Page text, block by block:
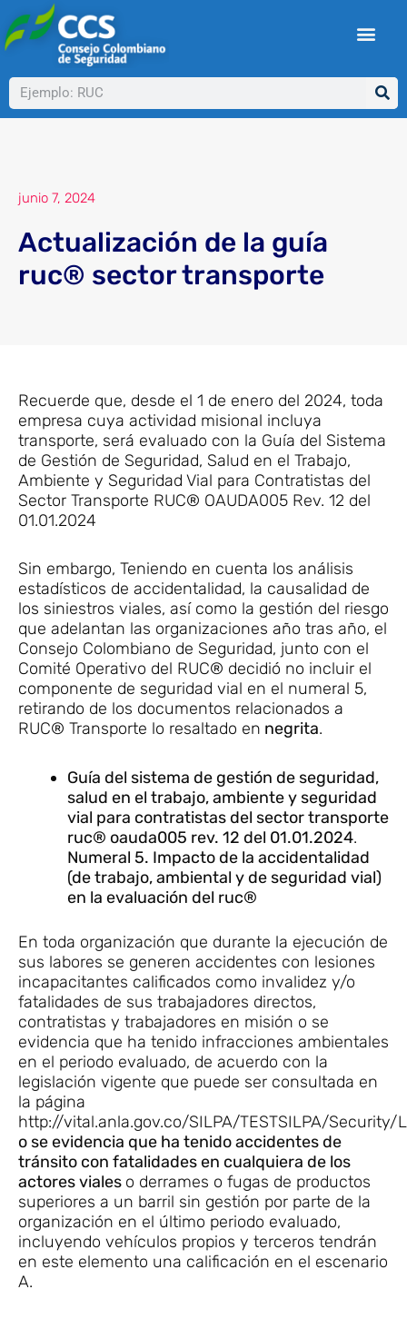
al
contenido
Buscar
junio 7, 2024
Actualización de la guía
ruc® sector transporte
Recuerde que, desde el 1 de enero del 2024, toda
empresa cuya actividad misional incluya
transporte, será evaluado con la Guía del Sistema
de Gestión de Seguridad, Salud en el Trabajo,
Ambiente y Seguridad Vial para Contratistas del
Sector Transporte RUC® OAUDA005 Rev. 12 del
01.01.2024
Sin embargo, Teniendo en cuenta los análisis
estadísticos de accidentalidad, la causalidad de
los siniestros viales, así como la gestión del riesgo
que adelantan las organizaciones año tras año, el
Consejo Colombiano de Seguridad, junto con el
Comité Operativo del RUC® decidió no incluir el
componente de seguridad vial en el numeral 5,
retirando de los documentos relacionados a
RUC® Transporte lo resaltado en negrita.
Guía del sistema de gestión de seguridad,
salud en el trabajo, ambiente y seguridad
vial para contratistas del sector transporte
ruc® oauda005 rev. 12 del 01.01.2024.
Numeral 5. Impacto de la accidentalidad
(de trabajo, ambiental y de seguridad vial)
en la evaluación del ruc®
En toda organización que durante la ejecución de
sus labores se generen accidentes con lesiones
incapacitantes calificados como invalidez y/o
fatalidades de sus trabajadores directos,
contratistas y trabajadores en misión o se
evidencia que ha tenido infracciones ambientales
en el periodo evaluado, de acuerdo con la
legislación vigente que puede ser consultada en
la página
http://vital.anla.gov.co/SILPA/TESTSILPA/Security/
o se evidencia que ha tenido accidentes de
tránsito con fatalidades en cualquiera de los
actores viales o derrames o fugas de productos
superiores a un barril sin gestión por parte de la
organización en el último periodo evaluado,
incluyendo vehículos propios y terceros tendrán
en este elemento una calificación en el escenario
A.